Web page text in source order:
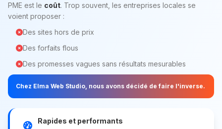
PME est le coût. Trop souvent, les entreprises locales se
voient proposer :
Des sites hors de prix
Des forfaits flous
Des promesses vagues sans résultats mesurables
Chez Elma Web Studio, nous avons décidé de faire l'inverse.
Rapides et performants